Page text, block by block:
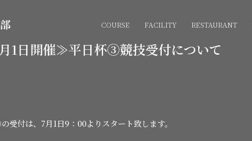
COURSE FACILITY RESTAURANT
1日開催≫平日杯③競技受付について
付は、7月1日9：00よりスタート致します。